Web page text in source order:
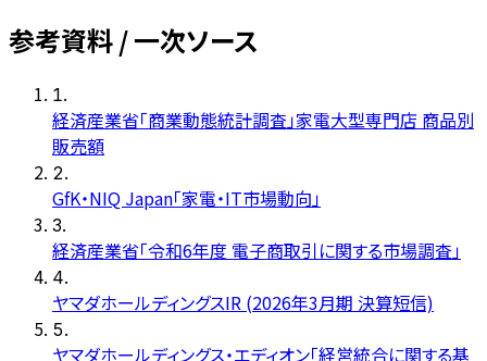
参考資料 / 一次ソース
1.
経済産業省「商業動態統計調査」家電大型専門店 商品別
販売額
2.
GfK・NIQ Japan「家電・IT市場動向」
3.
経済産業省「令和6年度 電子商取引に関する市場調査」
4.
ヤマダホールディングスIR (2026年3月期 決算短信)
5.
ヤマダホールディングス・エディオン「経営統合に関する基